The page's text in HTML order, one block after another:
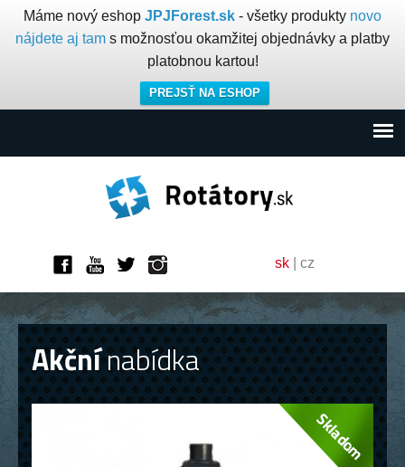
Máme nový eshop JPJForest.sk - všetky produkty novo
nájdete aj tam s možnosťou okamžitej objednávky a platby
platobnou kartou!
PREJSŤ NA ESHOP
sk cz
Akčnínabídka